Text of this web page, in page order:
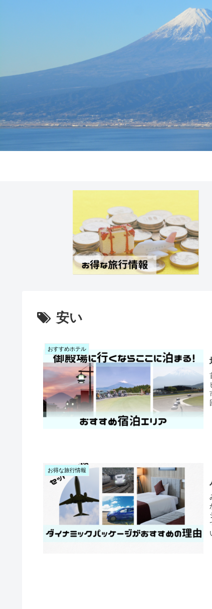
安い
おすすめホテル
お得な旅行情報